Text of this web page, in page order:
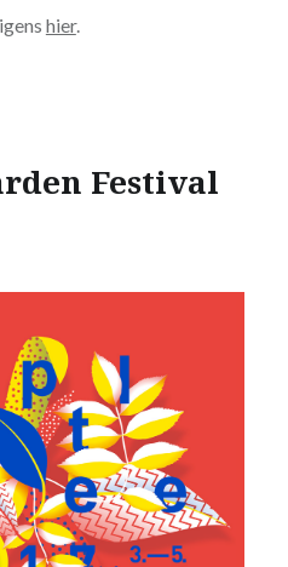
hier.
Festival